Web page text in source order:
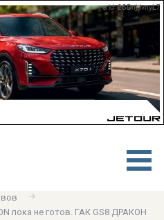
erid: 2SDnjdvnyL7
пока не готов. ГАК GS8 ДРАКОН